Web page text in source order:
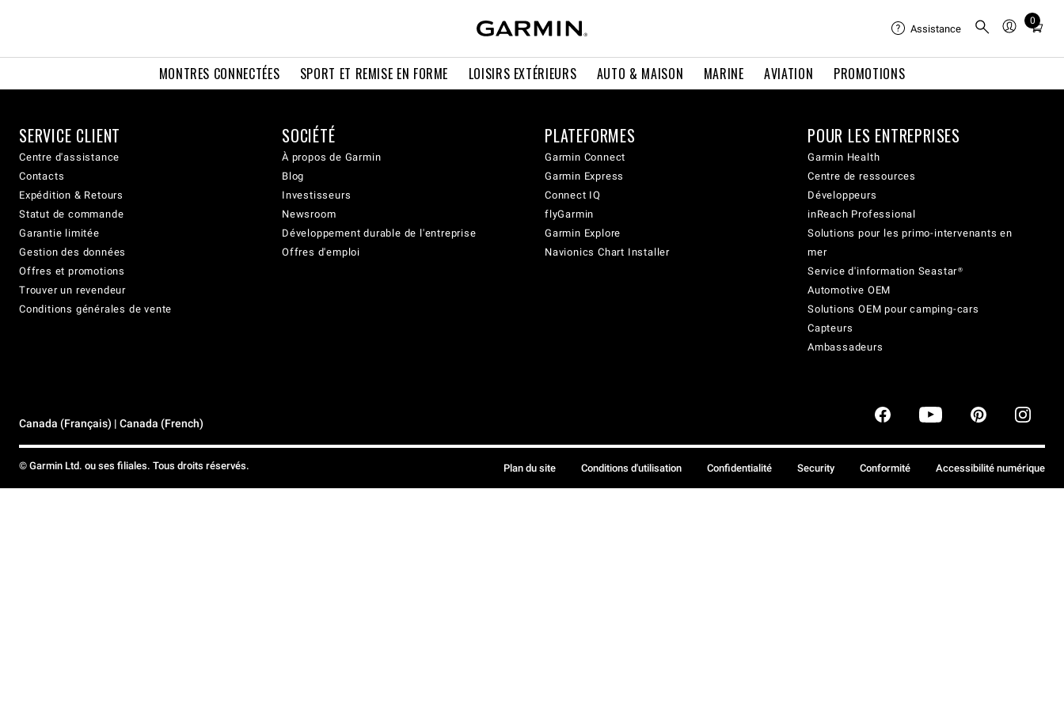
MONTRES CONNECTÉES SPORT ET REMISE EN FORME LOISIRS EXTÉRIEURS AUTO & MAISON MARINE AVIATION PROMOTIONS
Assistance
0
Total
cart:
SERVICE CLIENT
Centre d'assistance
Contacts
Expédition & Retours
Statut de commande
Garantie limitée
Gestion des données
Offres et promotions
Trouver un revendeur
Conditions générales de vente
SOCIÉTÉ
À propos de Garmin
Blog
Investisseurs
Newsroom
Développement durable de l'entreprise
Offres d'emploi
PLATEFORMES
Garmin Connect
Garmin Express
Connect IQ
flyGarmin
Garmin Explore
Navionics Chart Installer
POUR LES ENTREPRISES
Garmin Health
Centre de ressources
Développeurs
inReach Professional
Solutions pour les primo-intervenants en
mer
Service d'information Seastar®
Automotive OEM
Solutions OEM pour camping-cars
Capteurs
Ambassadeurs
Canada (Français) | Canada (French)
© Garmin Ltd. ou ses filiales. Tous droits réservés. Plan du site Conditions d'utilisation Confidentialité Security Conformité Accessibilité numérique